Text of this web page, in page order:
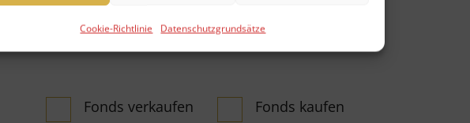
Cookie-Richtlinie Datenschutzgrundsätze
Fonds verkaufen Fonds kaufen